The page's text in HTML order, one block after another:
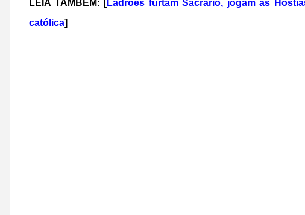
LEIA TAMBÉM: [Ladrões furtam Sacrário, jogam as
católica]